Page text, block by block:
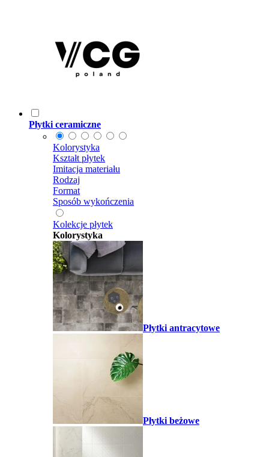
Płytki ceramiczne
Kolorystyka
Kształt płytek
Imitacja materiału
Rodzaj
Format
Sposób wykończenia
Kolekcje płytek
Kolorystyka
Płytki antracytowe
Płytki beżowe